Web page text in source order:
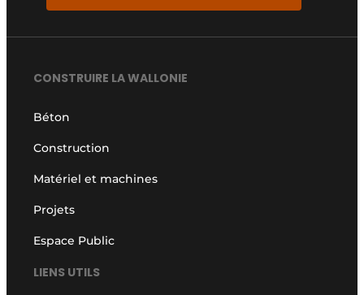
CONSTRUIRE LA WALLONIE
Béton
Construction
Matériel et machines
Projets
Espace Public
LIENS UTILS